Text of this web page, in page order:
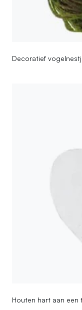
Decoratief
Houten hart aan